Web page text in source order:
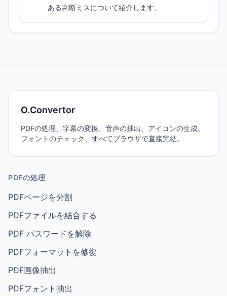
ある判断ミスについて紹介します。
O.Convertor
PDFの処理、字幕の変換、音声の抽出、アイコンの生成、
フォントのチェック、すべてブラウザで直接完結。
PDFの処理
PDFページを分割
PDFファイルを結合する
PDF パスワードを解除
PDFフォーマットを修復
PDF画像抽出
PDFフォント抽出